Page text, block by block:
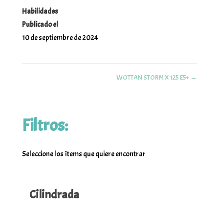
Habilidades
Publicado el
10 de septiembre de 2024
WOTTAN STORM X 125 E5+ →
Filtros:
Seleccione los ítems que quiere encontrar
Cilindrada